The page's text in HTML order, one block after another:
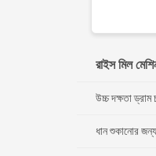
রাইস মিল
উচ্চ দক্ষতা
ধান শুকানোর